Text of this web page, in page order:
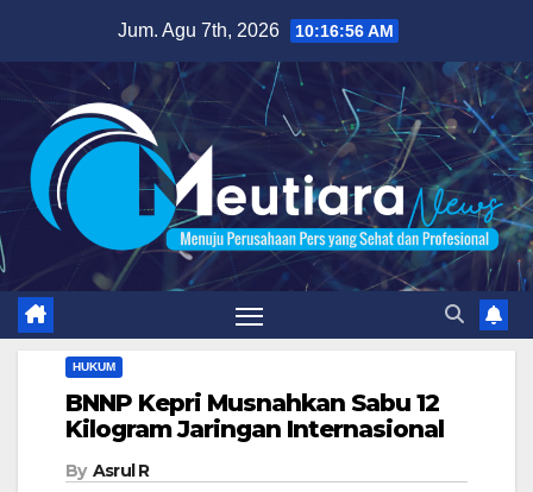
content
Jum. Agu 7th, 2026 10:16:57 AM
HUKUM
BNNP Kepri Musnahkan Sabu 12
Kilogram Jaringan Internasional
By Asrul R